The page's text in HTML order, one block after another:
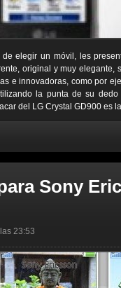
elegir un móvil, les
original y muy elegante,
e innovadoras, como por
la punta de su
del LG Crystal GD900 es
Sony
23:53